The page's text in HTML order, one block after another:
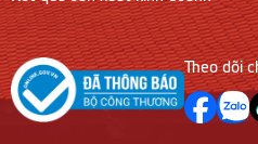
Theo dõi